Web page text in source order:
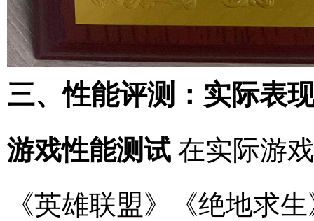
三、性能评测：实际表
游戏性能测试 在实际游
《英雄联盟》《绝地求